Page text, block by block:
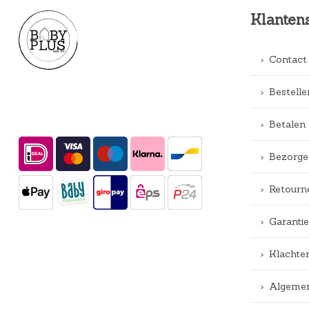
Contact
Betalen
Garantie